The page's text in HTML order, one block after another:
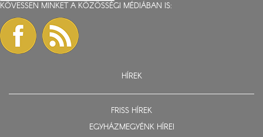
KÖVESSEN MINKET A KÖZÖSSÉGI MÉDIÁBAN IS:
HÍREK
FRISS HÍREK
EGYHÁZMEGYÉNK HÍREI